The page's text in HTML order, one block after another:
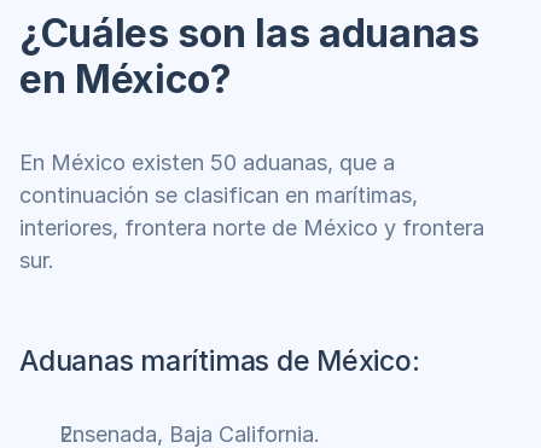
¿Cuáles son las aduanas
en México?
En México existen 50 aduanas, que a
continuación se clasifican en marítimas,
interiores, frontera norte de México y frontera
sur.
Aduanas marítimas de México:
Ensenada, Baja California.